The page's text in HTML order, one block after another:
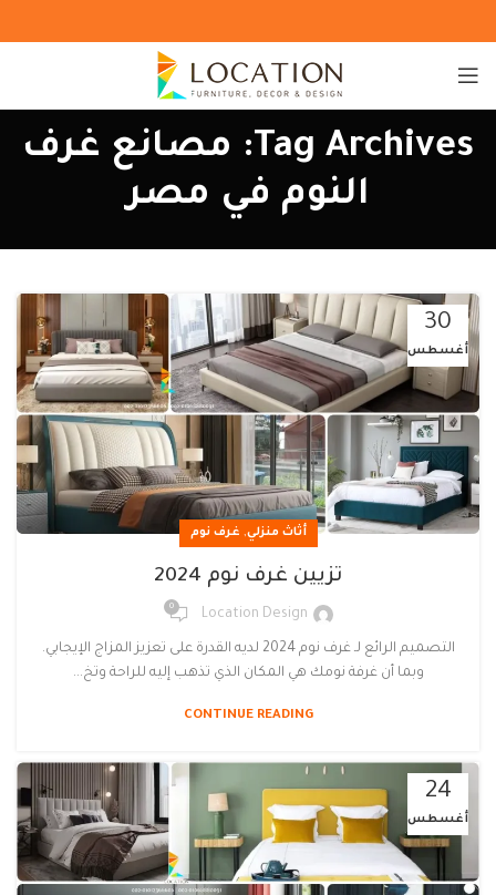
Tag Archives: مصانع غرف
النوم في مصر
30
أغسطس
أثاث منزلي, غرف نوم
تزيين غرف نوم 2024
Location Design
0
التصميم الرائع لـ غرف نوم 2024 لديه القدرة على تعزيز المزاج الإيجابي.
وبما أن غرفة نومك هي المكان الذي تذهب إليه للراحة وتخ...
CONTINUE READING
24
أغسطس